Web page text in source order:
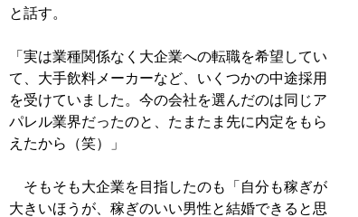
と話す。
「実は業種関係なく大企業への転職を希望してい
て、大手飲料メーカーなど、いくつかの中途採用
を受けていました。今の会社を選んだのは同じア
パレル業界だったのと、たまたま先に内定をもら
えたから（笑）」
そもそも大企業を目指したのも「自分も稼ぎが
大きいほうが、稼ぎのいい男性と結婚できると思